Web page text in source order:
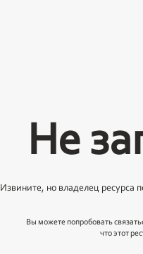
Не
Извините, но владелец ресурса
Вы можете попробовать
что этот